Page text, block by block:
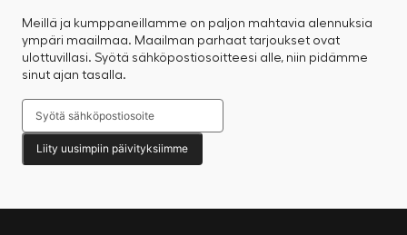
Meillä ja kumppaneillamme on paljon mahtavia alennuksia
ympäri maailmaa. Maailman parhaat tarjoukset ovat
ulottuvillasi. Syötä sähköpostiosoitteesi alle, niin pidämme
sinut ajan tasalla.
Liity uusimpiin päivityksiimme